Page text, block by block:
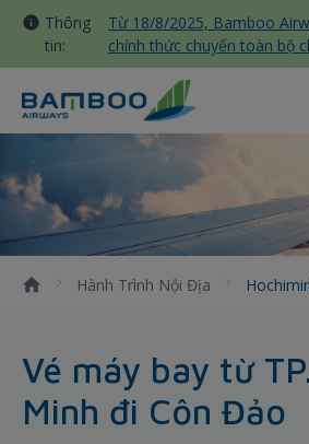
Thông
tin:
Từ 18/8/2025, Bamboo
chính thức chuyển toàn bộ
bay nội địa sang nhà ga T3
Sơn Nhất
Hochiminh City -
Hành Trình Nội Địa
Vé máy bay từ
Minh đi Côn Đảo